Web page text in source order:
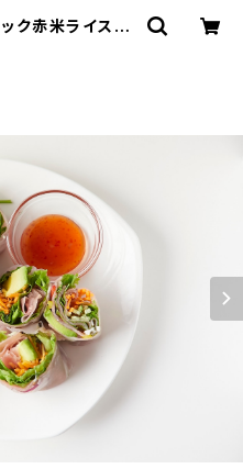
ク赤米ライスペ